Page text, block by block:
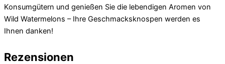
Konsumgütern und genießen Sie die lebendigen Aromen von
Wild Watermelons – Ihre Geschmacksknospen werden es
Ihnen danken!
Rezensionen